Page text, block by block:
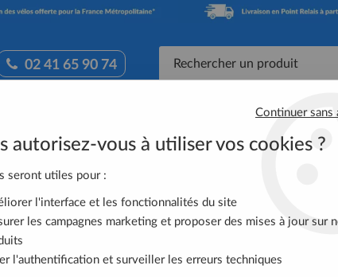
02 41 65 90 74
Équipement Cycliste
SPD PD-M540 Noires Avec Cales SM-SH51
SHIMANO
Soyez le premier à donner
Continuer sans
autorisez-vous à utiliser vos cookies ?
seront utiles pour :
l'interface et les fonctionnalités du site
les campagnes marketing et proposer des mises à jour sur
l'authentification et surveiller les erreurs techniques